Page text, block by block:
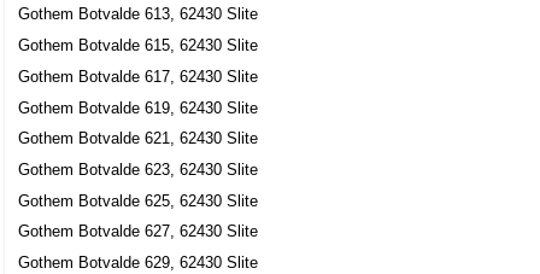
Gothem Botvalde 613, 62430 Slite
Gothem Botvalde 615, 62430 Slite
Gothem Botvalde 617, 62430 Slite
Gothem Botvalde 619, 62430 Slite
Gothem Botvalde 621, 62430 Slite
Gothem Botvalde 623, 62430 Slite
Gothem Botvalde 625, 62430 Slite
Gothem Botvalde 627, 62430 Slite
Gothem Botvalde 629, 62430 Slite